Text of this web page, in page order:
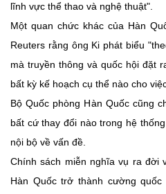
lĩnh vực thể thao và nghệ thuật".
Một quan chức khác của Hàn
Reuters rằng ông Ki phát biểu
mà truyền thông và quốc hội đặt
bất kỳ kế hoạch cụ thể nào cho
Bộ Quốc phòng Hàn Quốc cũng
bất cứ thay đổi nào trong hệ
nội bộ về vấn đề.
Chính sách miễn nghĩa vụ ra đời
Hàn Quốc trở thành cường